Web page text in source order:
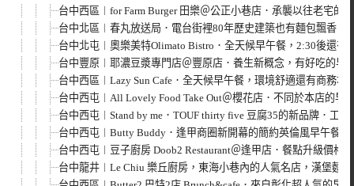
台中西區︱for Farm Burger 田樂＠公正小巷店．承襲以往老宅
台中北區︱春丸放送局．電台街裡80年歷史建築也有麵包飄香，
台中北屯︱奧樂美特Olimato Bistro．全天候早午餐，2:30後還
台中豐原︱耶濃豆漿專門店＠豐原店．養生新概念，有好吃的早
台中西區︱Lazy Sun Cafe．全天候早午餐，環境舒適還有商務
台中西屯︱All Lovely Food Take Out＠櫻花店．不同於本店的
台中西屯︱Stand by me．TOUF thirty five 豆腐35的新品牌．工
台中西屯︱Butty Buddy．逢甲商圈新開幕的簡約英倫風早午餐
台中西屯︱豆子廚房 Doob2 Restaurant＠逢甲店．餐點升級價格
台中龍井︱Le Chiu 樂丘廚房，東海小巷內的人氣名店，漢堡麵